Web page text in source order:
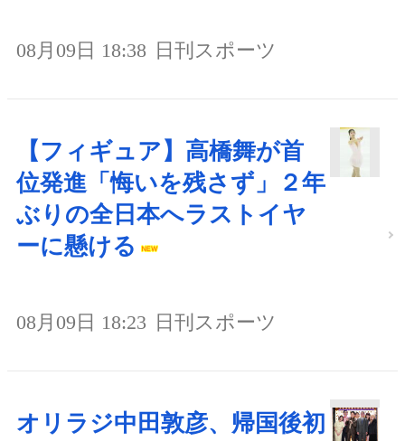
08月09日 18:38 日刊スポーツ
【フィギュア】高橋舞が首
位発進「悔いを残さず」２年
ぶりの全日本へラストイヤ
ーに懸ける
08月09日 18:23 日刊スポーツ
オリラジ中田敦彦、帰国後初